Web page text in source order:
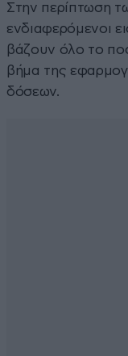
Στην περίπτωση
ενδιαφερόμενοι
βάζουν όλο το
βήμα της
δόσεων.